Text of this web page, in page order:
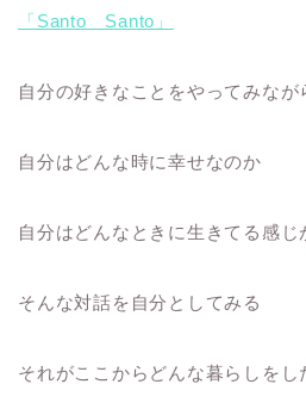
「Santo Santo」
自分の好きなことをやってみなが
自分はどんな時に幸せなのか
自分はどんなときに生きてる感じ
そんな対話を自分としてみる
それがここからどんな暮らしをし